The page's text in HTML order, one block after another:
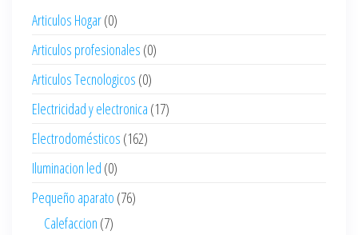
Articulos Hogar(0)
Articulos profesionales (0)
Articulos Tecnologicos (0)
Electricidad y electronica (17)
Electrodomésticos (162)
Iluminacion led (0)
Pequeño aparato (76)
Calefaccion (7)